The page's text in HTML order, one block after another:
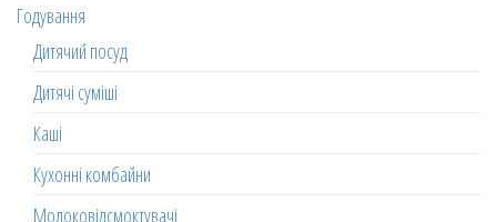
Годування
Дитячий посуд
Дитячі суміші
Каші
Кухонні комбайни
Молоковідсмоктувачі